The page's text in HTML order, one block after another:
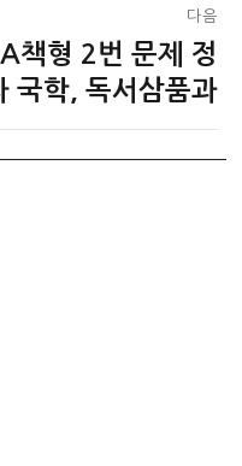
다음
책형 2번 문제 정
국학, 독서삼품과